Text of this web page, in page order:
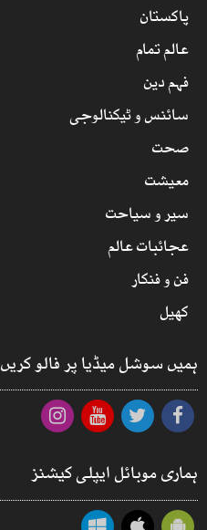
پاکستان
عالم تمام
فہم دین
سائنس و ٹیکنالوجی
صحت
معیشت
سیر و سیاحت
عجائبات عالم
فن و فنکار
کھیل
ہمیں سوشل میڈیا پر فالو کریں
ہماری موبائل ایپلی کیشنز